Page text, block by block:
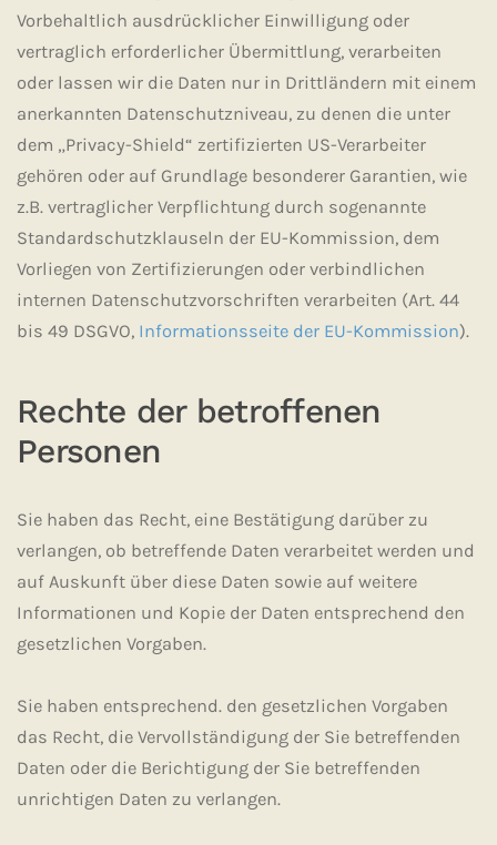
Vorbehaltlich ausdrücklicher Einwilligung oder
vertraglich erforderlicher Übermittlung, verarbeiten
oder lassen wir die Daten nur in Drittländern mit einem
anerkannten Datenschutzniveau, zu denen die unter
dem „Privacy-Shield“ zertifizierten US-Verarbeiter
gehören oder auf Grundlage besonderer Garantien, wie
z.B. vertraglicher Verpflichtung durch sogenannte
Standardschutzklauseln der EU-Kommission, dem
Vorliegen von Zertifizierungen oder verbindlichen
internen Datenschutzvorschriften verarbeiten (Art. 44
bis 49 DSGVO, Informationsseite der EU-Kommission).
Rechte der betroffenen
Personen
Sie haben das Recht, eine Bestätigung darüber zu
verlangen, ob betreffende Daten verarbeitet werden und
auf Auskunft über diese Daten sowie auf weitere
Informationen und Kopie der Daten entsprechend den
gesetzlichen Vorgaben.
Sie haben entsprechend. den gesetzlichen Vorgaben
das Recht, die Vervollständigung der Sie betreffenden
Daten oder die Berichtigung der Sie betreffenden
unrichtigen Daten zu verlangen.